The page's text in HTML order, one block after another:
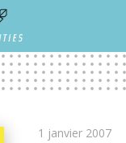
1 janvier 2007